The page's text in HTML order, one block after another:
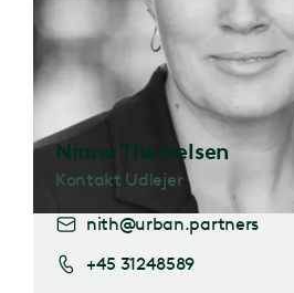
Ninna Therkelsen
Kontakt Udlejer
nith@urban.partners
+45 31248589